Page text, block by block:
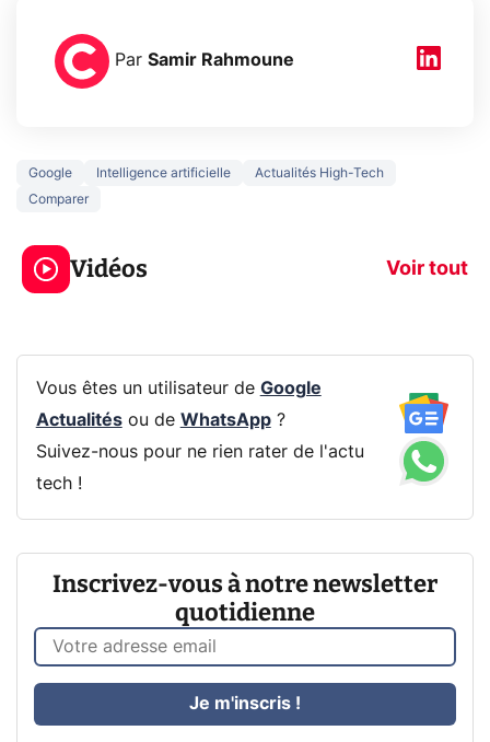
Par Samir Rahmoune
Google Intelligence artificielle
Actualités High-Tech
Comparer
Vidéos Voir tout
5 générations de
jeux dans la
prochaine Xbox !
navigation
Vous êtes un utilisateur de Google
Actualitésou de WhatsApp?
Suivez-nous pour ne rien rater de l'actu
tech !
Inscrivez-vous à notre newsletter
quotidienne
Je m'inscris !